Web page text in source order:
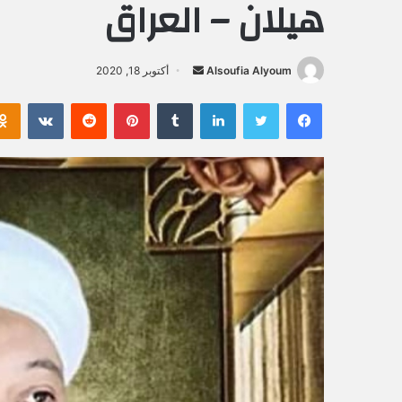
هيلان – العراق
Alsoufia Alyoum
ل
ب
ر
ي
د
ا
ت
ر
ن
أكتوبر 18, 2020
فيسبوك لينكدإن بينتيريست